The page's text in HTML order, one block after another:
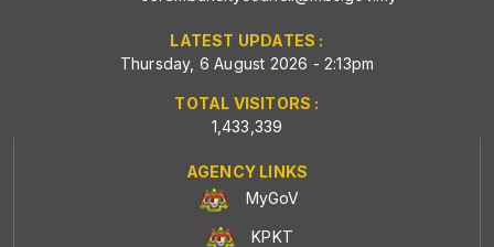
LATEST UPDATES :
Thursday, 6 August 2026 - 2:13pm
TOTAL VISITORS :
1,433,339
AGENCY LINKS
MyGoV
KPKT